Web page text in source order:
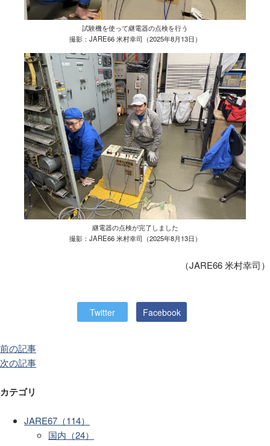
試験機を使って継電器の点検を行う
撮影：JARE66 米村幸司（2025年8月13日）
継電器の点検が完了しました
撮影：JARE66 米村幸司（2025年8月13日）
（JARE66 米村幸司）
Twitter Facebook
前の記事
次の記事
カテゴリ
JARE67（114）
国内（24）